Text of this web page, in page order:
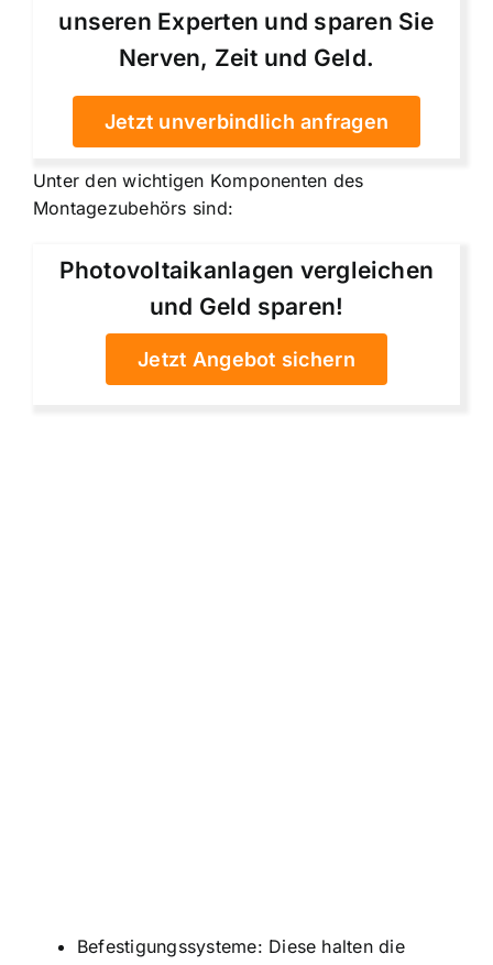
unseren Experten und sparen Sie
Nerven, Zeit und Geld.
Jetzt unverbindlich anfragen
Unter den wichtigen Komponenten des
Montagezubehörs sind:
Photovoltaikanlagen vergleichen
und Geld sparen!
Jetzt Angebot sichern
Befestigungssysteme: Diese halten die